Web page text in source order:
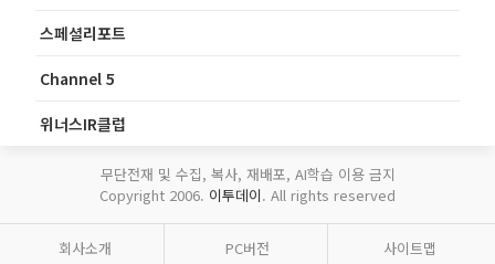
스페셜리포트
Channel 5
위너스IR클럽
무단전재 및 수집, 복사, 재배포, AI학습 이용 금지
Copyright 2006. 이투데이. All rights reserved
회사소개 PC버전 사이트맵